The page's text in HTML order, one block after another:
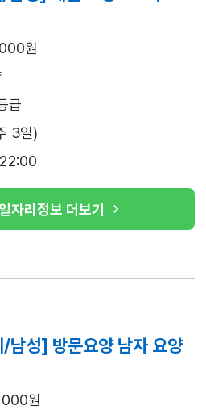
원
급
3일)
일자리정보 더보기
성] 방문요양 남자 요양
원